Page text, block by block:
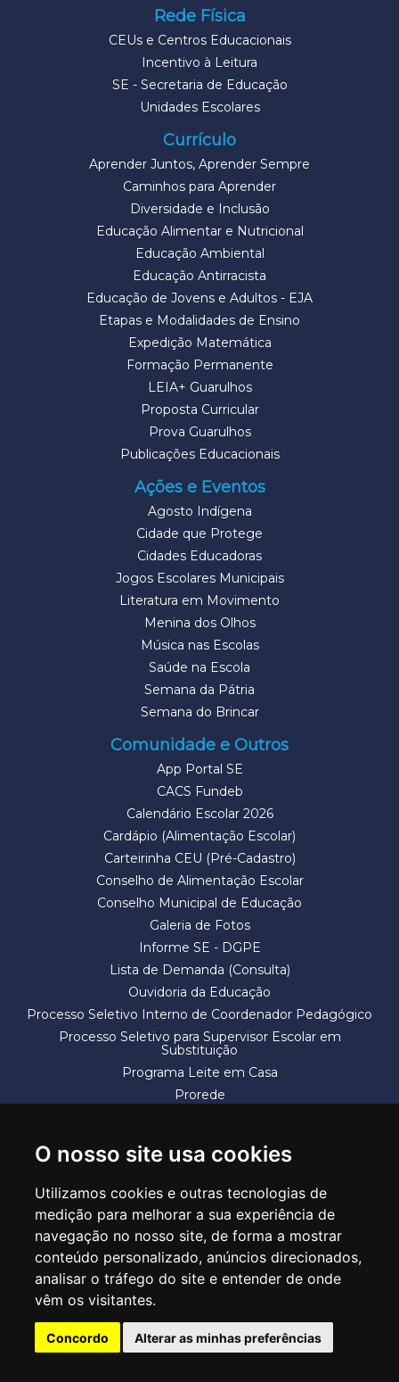
O nosso site usa cookies
Utilizamos cookies e outras tecnologias de
medição para melhorar a sua experiência de
navegação no nosso site, de forma a mostrar
conteúdo personalizado, anúncios direcionados,
analisar o tráfego do site e entender de onde
vêm os visitantes.
Concordo Alterar as minhas preferências
Rede Física
CEUs e Centros Educacionais
Incentivo à Leitura
SE - Secretaria de Educação
Unidades Escolares
Currículo
Aprender Juntos, Aprender Sempre
Caminhos para Aprender
Diversidade e Inclusão
Educação Alimentar e Nutricional
Educação Ambiental
Educação Antirracista
Educação de Jovens e Adultos - EJA
Etapas e Modalidades de Ensino
Expedição Matemática
Formação Permanente
LEIA+ Guarulhos
Proposta Curricular
Prova Guarulhos
Publicações Educacionais
Ações e Eventos
Agosto Indígena
Cidade que Protege
Cidades Educadoras
Jogos Escolares Municipais
Literatura em Movimento
Menina dos Olhos
Música nas Escolas
Saúde na Escola
Semana da Pátria
Semana do Brincar
Comunidade e Outros
App Portal SE
CACS Fundeb
Calendário Escolar 2026
Cardápio (Alimentação Escolar)
Carteirinha CEU (Pré-Cadastro)
Conselho de Alimentação Escolar
Conselho Municipal de Educação
Galeria de Fotos
Informe SE - DGPE
Lista de Demanda (Consulta)
Ouvidoria da Educação
Processo Seletivo Interno de Coordenador Pedagógico
Processo Seletivo para Supervisor Escolar em
Substituição
Programa Leite em Casa
Prorede
SECRETARIA DE EDUCAÇÃO
Rua Claudino Barbosa, 313 - Macedo - Guarulhos/SP CEP 07113-040
Central de Atendimento: *55 11 2475-7300